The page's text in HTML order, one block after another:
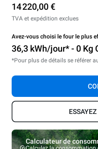
14 220,00 €
TVA et expédition exclues
Avez-vous choisi le four le plus
36,3 kWh/jour* - 0 Kg
*Pour plus de détails se référer
Calculateur de